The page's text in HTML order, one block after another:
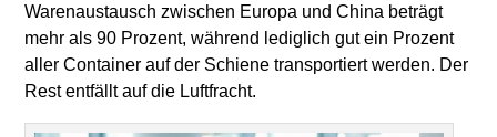
Warenaustausch zwischen Europa und China beträgt
mehr als 90 Prozent, während lediglich gut ein Prozent
aller Container auf der Schiene transportiert werden. Der
Rest entfällt auf die Luftfracht.